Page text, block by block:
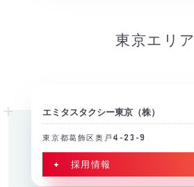
東京エリア
エミタスタクシー東京（株）
東京都葛飾区奥戸4-23-9
+ 採用情報